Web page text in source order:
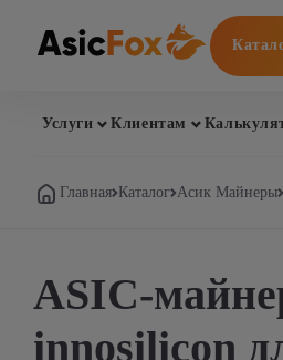
Услуги Клиентам
Главная Каталог Асик Майнеры
ASIC-
innosilicon